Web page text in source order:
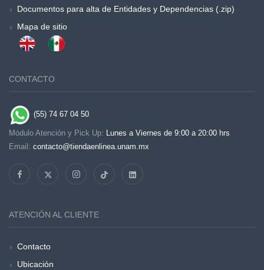
Documentos para alta de Entidades y Dependencias (.zip)
Mapa de sitio
CONTACTO
(55) 74 67 04 50
Módulo Atención y Pick Up: Lunes a Viernes de 9:00 a 20:00 hrs
Email: contacto@tiendaenlinea.unam.mx
ATENCIÓN AL CLIENTE
Contacto
Ubicación